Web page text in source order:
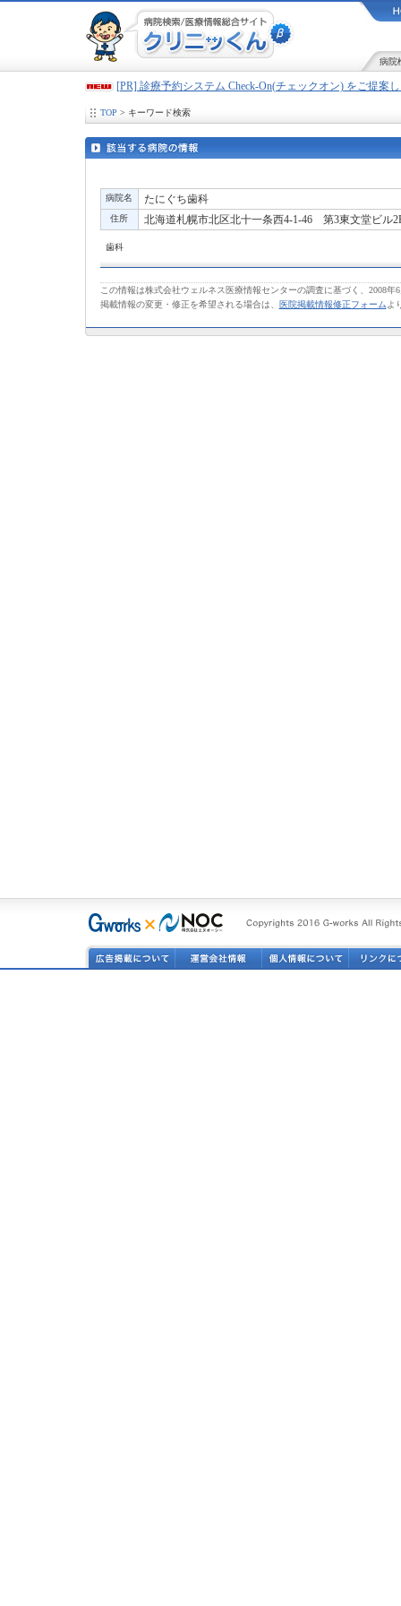
病院
[PR] 診療予約システム Check-On(チェックオン) をご提案
TOP > キーワード検索
病院名 たにぐち歯科
住所 北海道札幌市北区北十一条西4-1-46 第3東文堂ビル
歯科
この情報は株式会社ウェルネス医療情報センターの調査に基づく、2008年
掲載情報の変更・修正を希望される場合は、
医院掲載情報修正フォーム よ